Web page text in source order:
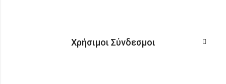
Χρήσιμοι Σύνδεσμοι